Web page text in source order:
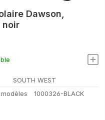
Dawson,
noir
SOUTH WEST
1000326-BLACK